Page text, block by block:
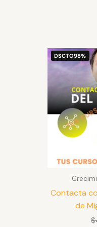
DSCTO98%
Contacta
de
$